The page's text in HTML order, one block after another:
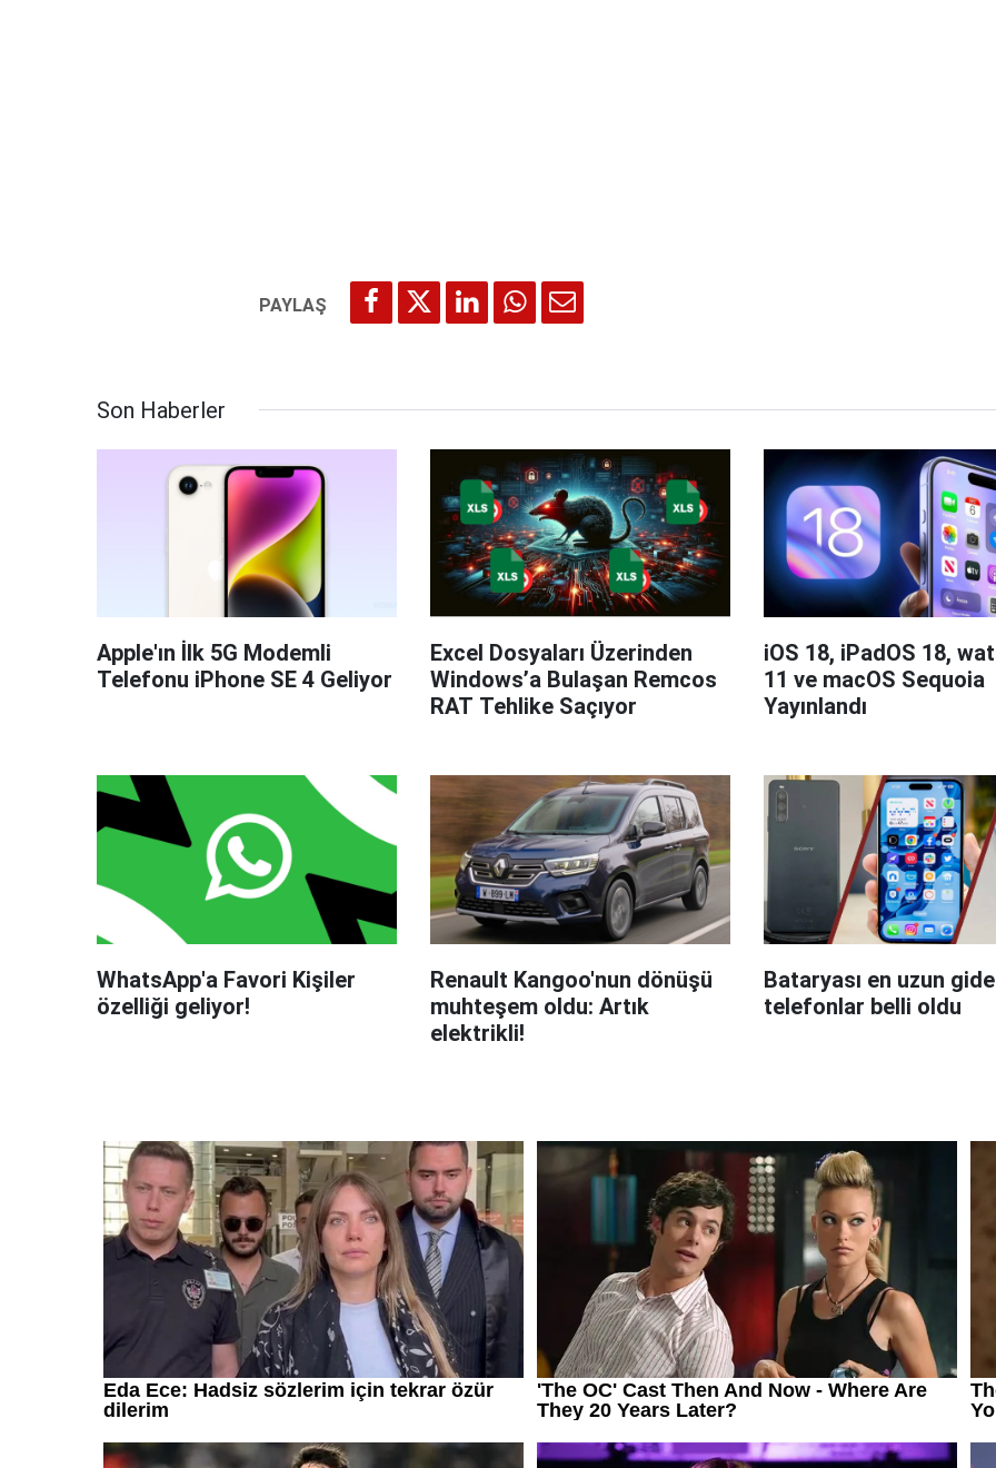
Son Haberler
Apple'ın İlk 5G Modemli
Telefonu iPhone SE 4 Geliyor
Excel Dosyaları Üzerinden
Windows’a Bulaşan Remcos
RAT Tehlike Saçıyor
iOS 18, iPadOS 18,
11 ve macOS Sequoia
Yayınlandı
WhatsApp'a Favori Kişiler
özelliği geliyor!
Renault Kangoo'nun dönüşü
muhteşem oldu: Artık
elektrikli!
Bataryası en uzun
telefonlar belli oldu